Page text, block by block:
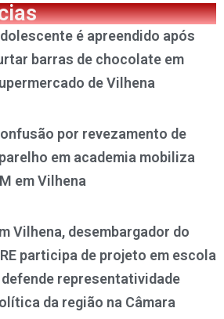
é apreendido após
barras de chocolate em
de Vilhena
por revezamento de
em academia mobiliza
em Vilhena
Vilhena, desembargador do
participa de projeto em escola
defende representatividade
da região na Câmara